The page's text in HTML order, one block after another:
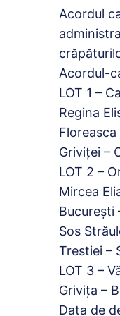
Acordul
Acordul-
LOT 1 –
Regina
Floreasca
Griviței –
LOT 2 –
Mircea
București
Sos
Trestiei –
LOT 3 –
Grivița –
Data de